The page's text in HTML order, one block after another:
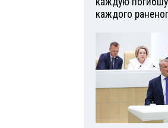
каждого